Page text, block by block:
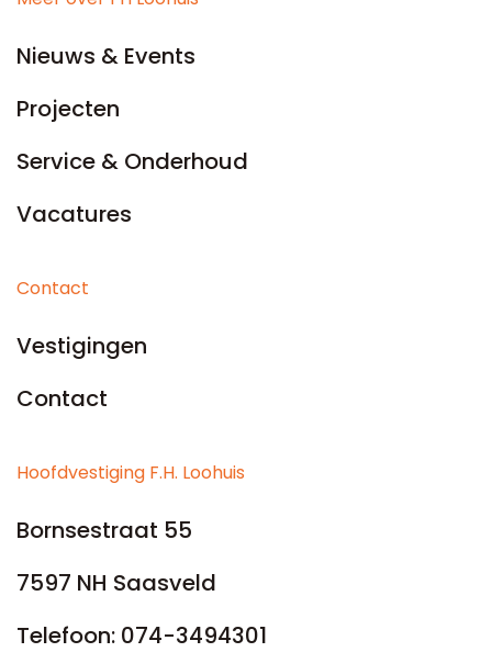
Nieuws & Events
Projecten
Service & Onderhoud
Vacatures
Contact
Vestigingen
Contact
Hoofdvestiging F.H. Loohuis
Bornsestraat 55
7597 NH Saasveld
Telefoon: 074-3494301